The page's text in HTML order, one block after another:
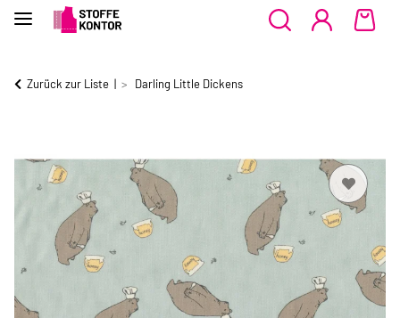
Zurück zur Liste Darling Little Dickens